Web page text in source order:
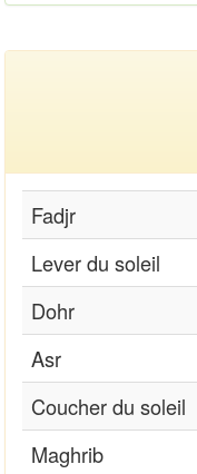
Fadjr
Lever du soleil
Dohr
Asr
Coucher du soleil
Maghrib